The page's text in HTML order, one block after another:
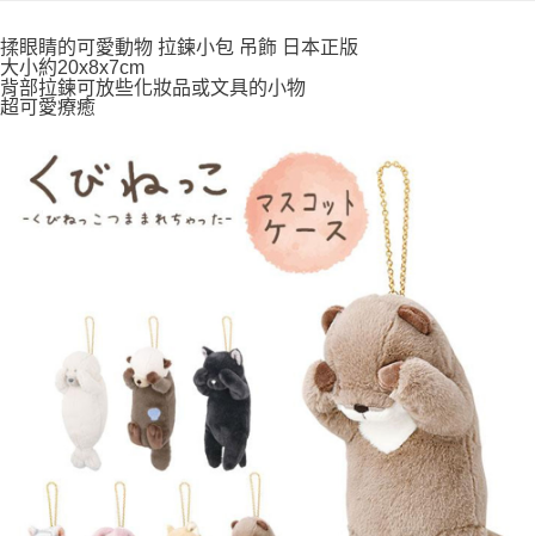
每筆NT$65，滿NT$999(含以上)免運費
7-11取貨付款
每筆NT$65，滿NT$999(含以上)免運費
付款後7-11取貨
每筆NT$65，滿NT$999(含以上)免運費
每筆NT$100，滿NT$999(含以上)免運費
揉眼睛的可愛動物 拉鍊小包 吊飾 日本正版
大小約20x8x7cm
背部拉鍊可放些化妝品或文具的小物
超可愛療癒